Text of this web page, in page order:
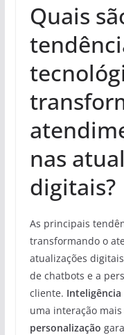
Quais
nas
digitais?
As principais
transformando o
atualizações
de chatbots e a
cliente.
uma interação
personalização